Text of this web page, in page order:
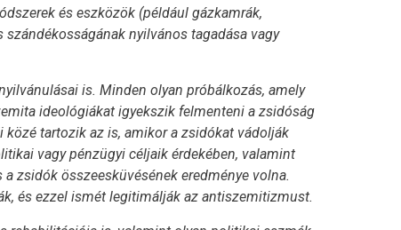
és eszközök (például gázkamrák,
nyilvános tagadása vagy
is. Minden olyan próbálkozás, amely
ideológiákat igyekszik felmenteni a zsidóság
tartozik az is, amikor a zsidókat vádolják
vagy pénzügyi céljaik érdekében, valamint
zsidók összeesküvésének eredménye volna.
és ezzel ismét legitimálják az antiszemitizmust.